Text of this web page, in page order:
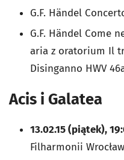
G.F. Händel
G.F. Händel Come
aria z oratorium Il
Disinganno HWV
Acis i Galatea
13.02.15 (piątek),
Filharmonii